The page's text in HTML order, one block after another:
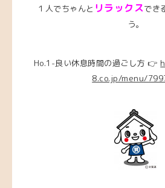
１人でちゃんと リラックスでき
う。
Ho.1-良い休息時間の過ごし方 👉
8.co.jp/menu/